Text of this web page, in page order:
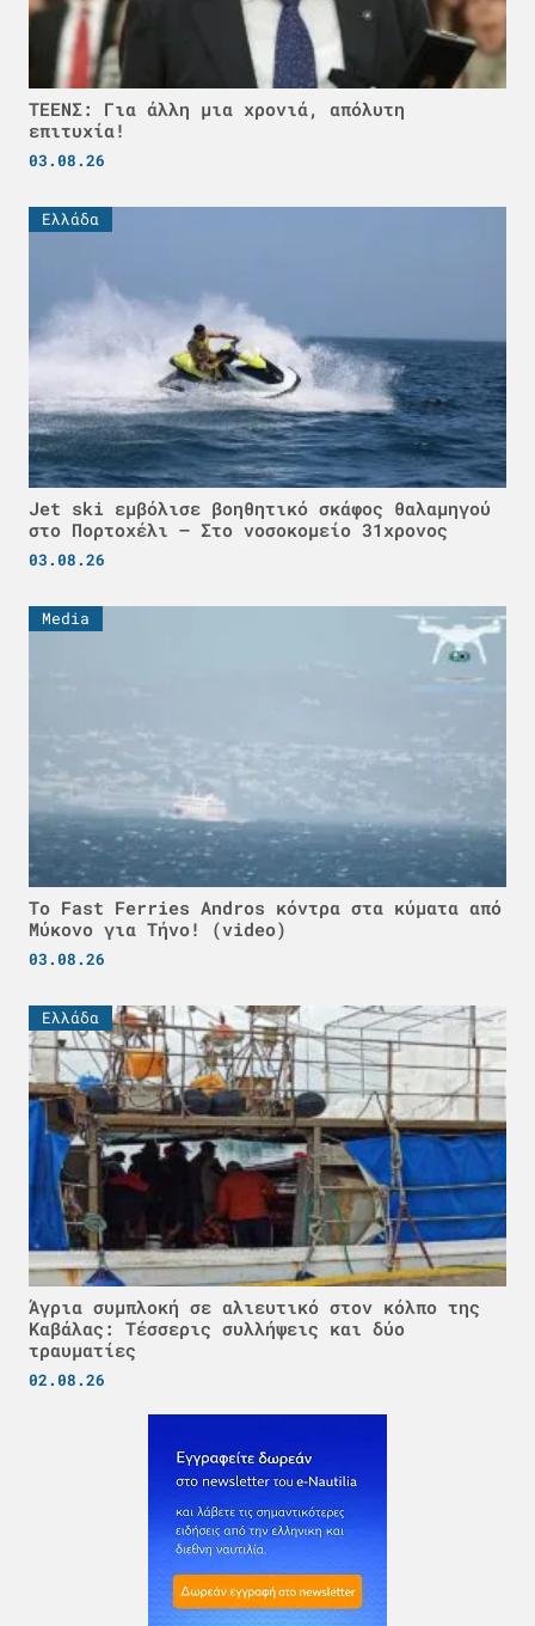
ΤΕΕΝΣ: Για άλλη μια χρονιά, απόλυτη
επιτυχία!
03.08.26
Ελλάδα
Jet ski εμβόλισε βοηθητικό σκάφος θαλαμηγού
στο Πορτοχέλι – Στο νοσοκομείο 31χρονος
03.08.26
Media
Το Fast Ferries Andros κόντρα στα κύματα από
Μύκονο για Τήνο! (video)
03.08.26
Ελλάδα
Άγρια συμπλοκή σε αλιευτικό στον κόλπο της
Καβάλας: Τέσσερις συλλήψεις και δύο
τραυματίες
02.08.26